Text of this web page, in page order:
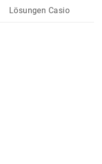
Lösungen Casio